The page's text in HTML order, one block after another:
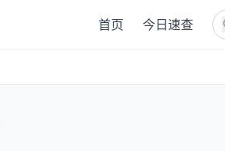
首页 今日速查